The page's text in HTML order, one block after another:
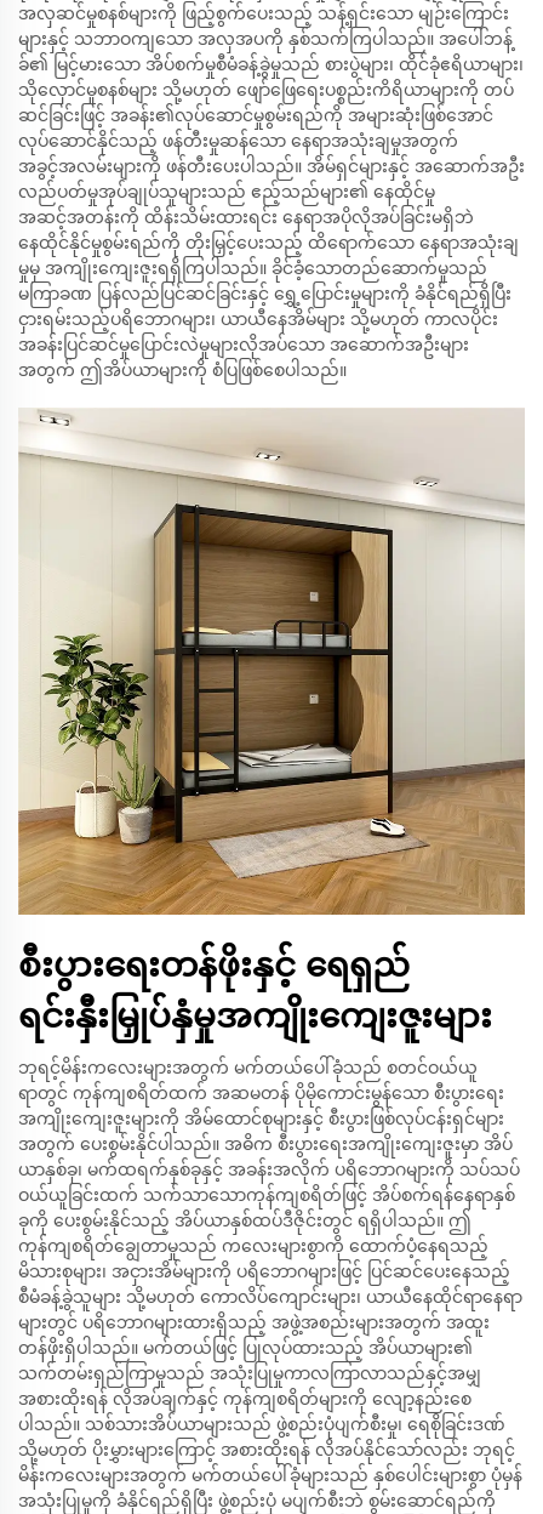
အလှဆင်မှုစနစ်များကို ဖြည့်စွက်ပေးသည့် သန့်ရှင်းသော မျဉ်းကြောင်း
များနှင့် သဘာဝကျသော အလှအပကို နှစ်သက်ကြပါသည်။ အပေါ်ဘန့်
ခ်၏ မြင့်မားသော အိပ်စက်မှုစီမံခန့်ခွဲမှုသည် စားပွဲများ၊ ထိုင်ခုံဧရိယာများ၊
သိုလှောင်မှုစနစ်များ သို့မဟုတ် ဖျော်ဖြေရေးပစ္စည်းကိရိယာများကို တပ်
ဆင်ခြင်းဖြင့် အခန်း၏လုပ်ဆောင်မှုစွမ်းရည်ကို အများဆုံးဖြစ်အောင်
လုပ်ဆောင်နိုင်သည့် ဖန်တီးမှုဆန်သော နေရာအသုံးချမှုအတွက်
အခွင့်အလမ်းများကို ဖန်တီးပေးပါသည်။ အိမ်ရှင်များနှင့် အဆောက်အဦး
လည်ပတ်မှုအုပ်ချုပ်သူများသည် ဧည့်သည်များ၏ နေထိုင်မှု
အဆင့်အတန်းကို ထိန်းသိမ်းထားရင်း နေရာအပိုလိုအပ်ခြင်းမရှိဘဲ
နေထိုင်နိုင်မှုစွမ်းရည်ကို တိုးမြှင့်ပေးသည့် ထိရောက်သော နေရာအသုံးချ
မှုမှ အကျိုးကျေးဇူးရရှိကြပါသည်။ ခိုင်ခံ့သောတည်ဆောက်မှုသည်
မကြာခဏ ပြန်လည်ပြင်ဆင်ခြင်းနှင့် ရွှေ့ပြောင်းမှုများကို ခံနိုင်ရည်ရှိပြီး
ငှားရမ်းသည့်ပရိဘောဂများ၊ ယာယီနေအိမ်များ သို့မဟုတ် ကာလပိုင်း
အခန်းပြင်ဆင်မှုပြောင်းလဲမှုများလိုအပ်သော အဆောက်အဦးများ
အတွက် ဤအိပ်ယာများကို စံပြဖြစ်စေပါသည်။
စီးပွားရေးတန်ဖိုးနှင့် ရေရှည်
ရင်းနှီးမြှုပ်နှံမှုအကျိုးကျေးဇူးများ
ဘုရင့်မိန်းကလေးများအတွက် မက်တယ်ပေါ်ခုံသည် စတင်ဝယ်ယူ
ရာတွင် ကုန်ကျစရိတ်ထက် အဆမတန် ပိုမိုကောင်းမွန်သော စီးပွားရေး
အကျိုးကျေးဇူးများကို အိမ်ထောင်စုများနှင့် စီးပွားဖြစ်လုပ်ငန်းရှင်များ
အတွက် ပေးစွမ်းနိုင်ပါသည်။ အဓိက စီးပွားရေးအကျိုးကျေးဇူးမှာ အိပ်
ယာနှစ်ခု၊ မက်ထရက်နှစ်ခုနှင့် အခန်းအလိုက် ပရိဘောဂများကို သပ်သပ်
ဝယ်ယူခြင်းထက် သက်သာသောကုန်ကျစရိတ်ဖြင့် အိပ်စက်ရန်နေရာနှစ်
ခုကို ပေးစွမ်းနိုင်သည့် အိပ်ယာနှစ်ထပ်ဒီဇိုင်းတွင် ရရှိပါသည်။ ဤ
ကုန်ကျစရိတ်ချွေတာမှုသည် ကလေးများစွာကို ထောက်ပံ့နေရသည့်
မိသားစုများ၊ အငှားအိမ်များကို ပရိဘောဂများဖြင့် ပြင်ဆင်ပေးနေသည့်
စီမံခန့်ခွဲသူများ သို့မဟုတ် ကောလိပ်ကျောင်းများ၊ ယာယီနေထိုင်ရာနေရာ
များတွင် ပရိဘောဂများထားရှိသည့် အဖွဲ့အစည်းများအတွက် အထူး
တန်ဖိုးရှိပါသည်။ မက်တယ်ဖြင့် ပြုလုပ်ထားသည့် အိပ်ယာများ၏
သက်တမ်းရှည်ကြာမှုသည် အသုံးပြုမှုကာလကြာလာသည်နှင့်အမျှ
အစားထိုးရန် လိုအပ်ချက်နှင့် ကုန်ကျစရိတ်များကို လျော့နည်းစေ
ပါသည်။ သစ်သားအိပ်ယာများသည် ဖွဲ့စည်းပုံပျက်စီးမှု၊ ရေစိုခြင်းဒဏ်
သို့မဟုတ် ပိုးမွှားများကြောင့် အစားထိုးရန် လိုအပ်နိုင်သော်လည်း ဘုရင့်
မိန်းကလေးများအတွက် မက်တယ်ပေါ်ခုံများသည် နှစ်ပေါင်းများစွာ ပုံမှန်
အသုံးပြုမှုကို ခံနိုင်ရည်ရှိပြီး ဖွဲ့စည်းပုံ မပျက်စီးဘဲ စွမ်းဆောင်ရည်ကို